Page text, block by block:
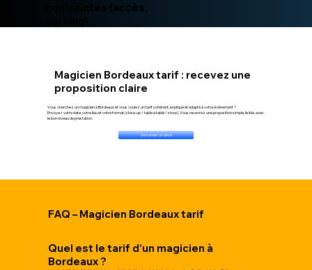
contraintes (accès,
Magicien Bordeaux tarif : recevez une
proposition claire
Vous cherchez un magicien à Bordeaux et vous voulez un tarif cohérent, expliqué et adapté à votre événement ?
Envoyez votre date, votre lieu et votre format (close-up / table à table / show). Vous recevrez une proposition simple, lisible, avec
le bon niveau de prestation.
Demander un devis
FAQ – Magicien Bordeaux tarif
Quel est le tarif d’un magicien à
Bordeaux ?